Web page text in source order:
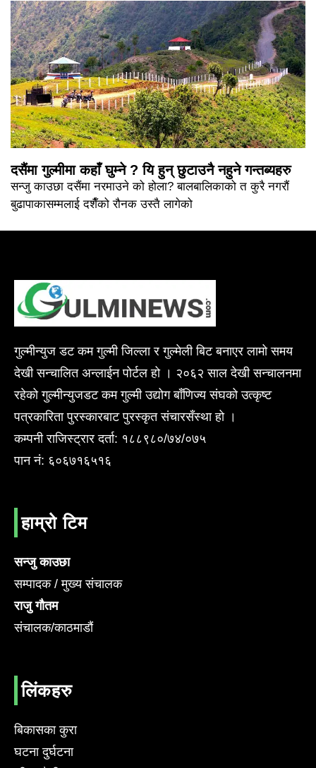
दसैंमा गुल्मीमा कहाँ घुम्ने ? यि हुन् छुटाउनै नहुने गन्तब्यहरु
सन्जु काउछा दसैंमा नरमाउने को होला? बालबालिकाको त कुरै नगरौं
बुढापाकासम्मलाई दशैँको रौनक उस्तै लागेको
गुल्मीन्युज डट कम गुल्मी जिल्ला र गुल्मेली बिट बनाएर लामो समय
देखी सन्चालित अन्लाईन पोर्टल हो । २०६२ साल देखी सन्चालनमा
रहेको गुल्मीन्युजडट कम गुल्मी उद्योग बाँणिज्य संघको उत्कृष्ट
पत्रकारिता पुरस्कारबाट पुरस्कृत संचारसँस्था हो ।
कम्पनी राजिस्ट्रार दर्ता: १८८९८०/७४/०७५
पान नं: ६०६७१६५१६
हाम्रो टिम
सन्जु काउछा
सम्पादक / मुख्य संचालक
राजु गौतम
संचालक/काठमाडौं
लिंकहरु
बिकासका कुरा
घटना दुर्घटना